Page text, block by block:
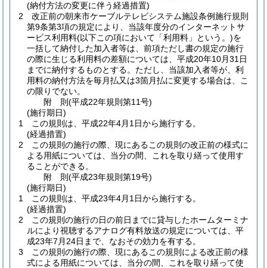
(納付方法の変更に伴う経過措置)
2
改正前の朝来市ケーブルテレビシステム施設条例施行規則
第9条第3項の規定により、当該年度分のインターネットサ
ービス利用料(以下この項において「利用料」という。)を
一括して納付した加入者等は、前項ただし書の規定の施行
の際に生じる利用料の差額については、平成20年10月31日
までに納付するものとする。 ただし、当該加入者等が、利
用料の納付方法を毎月払又は3箇月払に変更する場合は、こ
の限りでない。
附 則(平成22年規則第11号)
(施行期日)
1
この規則は、平成22年4月1日から施行する。
(経過措置)
2
この規則の施行の際、現にあるこの規則の改正前の様式に
よる用紙については、当分の間、これを取り繕って使用す
ることができる。
附 則(平成23年規則第19号)
(施行期日)
1
この規則は、平成23年4月1日から施行する。
(経過措置)
2
この規則の施行の日の前日までに貸与したホームターミナ
ルにより視聴するアナログ有料放送の規定については、平
成23年7月24日まで、なおその効力を有する。
3
この規則の施行の際、現にあるこの規則による改正前の様
式による用紙については、当分の間、これを取り繕って使